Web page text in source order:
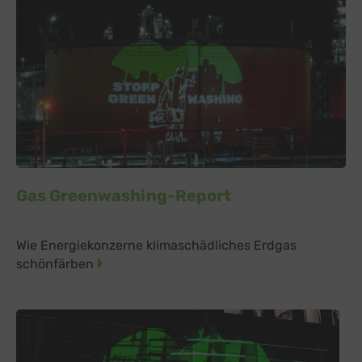
Gas Greenwashing-Report
Wie Energiekonzerne klimaschädliches Erdgas
schönfärben